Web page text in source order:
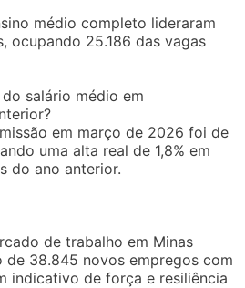
médio completo lideraram
ocupando 25.186 das vagas
salário médio em
em março de 2026 foi de
uma alta real de 1,8% em
do ano anterior.
de trabalho em Minas
de 38.845 novos empregos com
indicativo de força e resiliência